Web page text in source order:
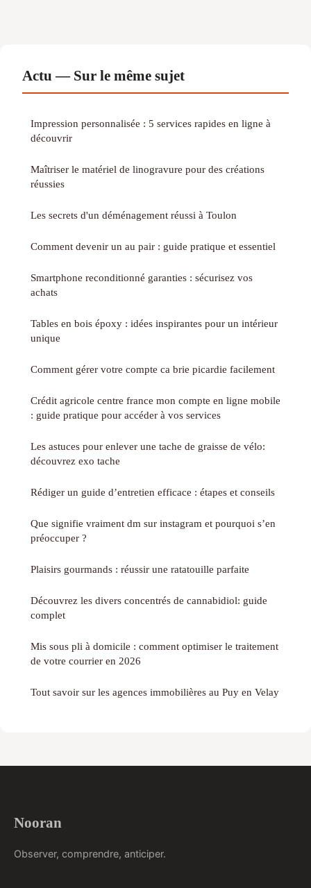
Actu — Sur le même sujet
Impression personnalisée : 5 services rapides en ligne à
découvrir
Maîtriser le matériel de linogravure pour des créations
réussies
Les secrets d'un déménagement réussi à Toulon
Comment devenir un au pair : guide pratique et essentiel
Smartphone reconditionné garanties : sécurisez vos
achats
Tables en bois époxy : idées inspirantes pour un intérieur
unique
Comment gérer votre compte ca brie picardie facilement
Crédit agricole centre france mon compte en ligne mobile
: guide pratique pour accéder à vos services
Les astuces pour enlever une tache de graisse de vélo:
découvrez exo tache
Rédiger un guide d’entretien efficace : étapes et conseils
Que signifie vraiment dm sur instagram et pourquoi s’en
préoccuper ?
Plaisirs gourmands : réussir une ratatouille parfaite
Découvrez les divers concentrés de cannabidiol: guide
complet
Mis sous pli à domicile : comment optimiser le traitement
de votre courrier en 2026
Tout savoir sur les agences immobilières au Puy en Velay
Nooran
Observer, comprendre, anticiper.